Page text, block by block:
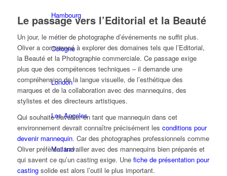
Hambourg
Cologne
London
Los Angeles
Mailand
Le passage vers l’Editorial et la Beauté
Un jour, le métier de photographe d’événements ne suffit plus.
Oliver a commencé à explorer des domaines tels que l’Editorial,
la Beauté et la Photographie commerciale. Ce passage exige
plus que des compétences techniques – il demande une
compréhension de la langue visuelle, de l’esthétique des
marques et de la collaboration avec des mannequins, des
stylistes et des directeurs artistiques.
Qui souhaite travailler en tant que mannequin dans cet
environnement devrait connaître précisément les conditions pour
devenir mannequin. Car des photographes professionnels comme
Oliver préfèrent travailler avec des mannequins bien préparés et
qui savent ce qu’un casting exige. Une fiche de présentation pour
castingsolide est alors l’outil le plus important.